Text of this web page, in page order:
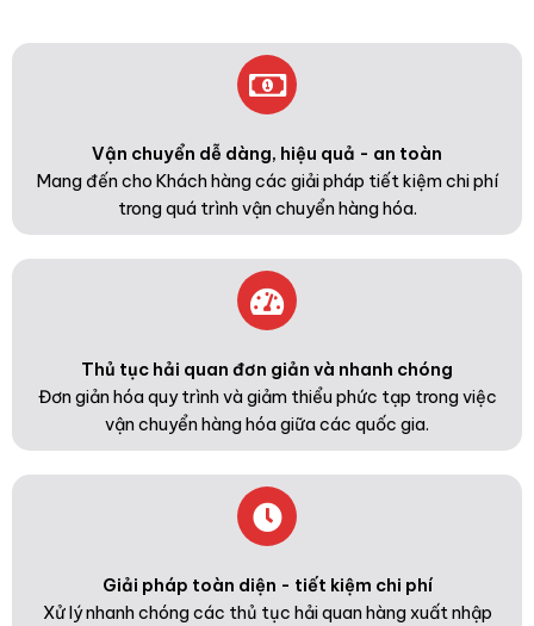
Vận chuyển dễ dàng, hiệu quả - an toàn
Mang đến cho Khách hàng các giải pháp tiết kiệm chi phí
trong quá trình vận chuyển hàng hóa.
Thủ tục hải quan đơn giản và nhanh chóng
Đơn giản hóa quy trình và giảm thiểu phức tạp trong việc
vận chuyển hàng hóa giữa các quốc gia.
Giải pháp toàn diện - tiết kiệm chi phí
Xử lý nhanh chóng các thủ tục hải quan hàng xuất nhập